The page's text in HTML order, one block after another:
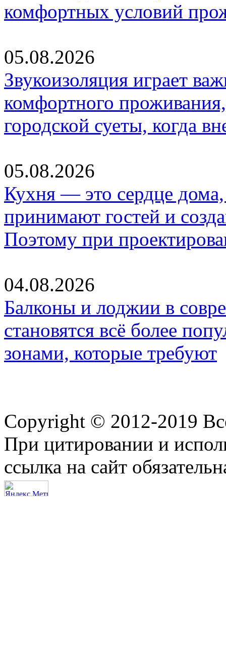
комфортных условий
05.08.2026
Звукоизоляция играет
комфортного
городской суеты, когда
05.08.2026
Кухня — это сердце дома,
принимают гостей и
Поэтому при
04.08.2026
Балконы и лоджии в
становятся всё более
зонами, которые требуют
Copyright © 2012-2019
При цитировании и
ссылка на сайт